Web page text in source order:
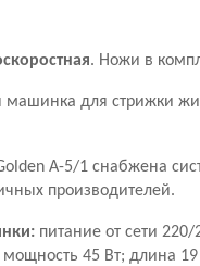
. Ножи в
машинка для стрижки
A-5/1 снабжена
производителей.
питание от сети
45 Вт; длина